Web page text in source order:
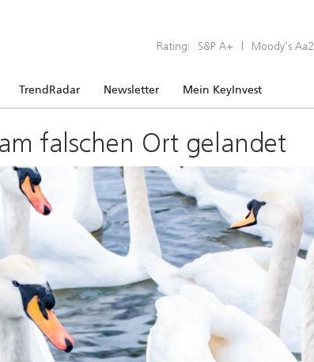
Rating: S&P A+ | Moody’s Aa2
TrendRadar Newsletter Mein KeyInvest
falschen Ort gelandet